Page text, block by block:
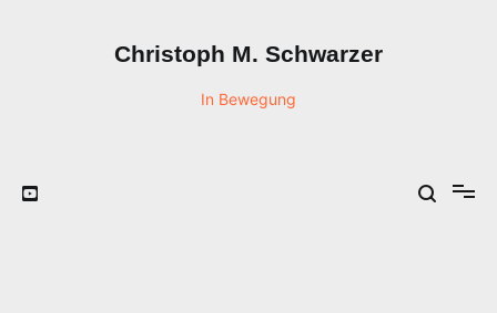
Christoph M. Schwarzer
In Bewegung